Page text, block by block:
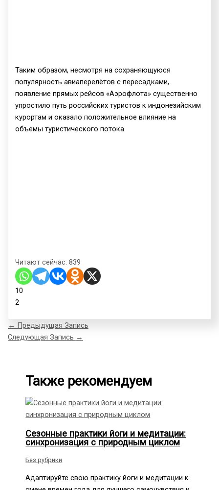
Таким образом, несмотря на сохраняющуюся
популярность авиаперелётов с пересадками,
появление прямых рейсов «Аэрофлота» существенно
упростило путь российских туристов к индонезийским
курортам и оказало положительное влияние на
объемы туристического потока.
Читают сейчас: 839
10
2
← Предыдущая Запись
Следующая Запись →
Также рекомендуем
Сезонные практики йоги и медитации:
синхронизация с природным циклом
Без рубрики
Адаптируйте свою практику йоги и медитации к